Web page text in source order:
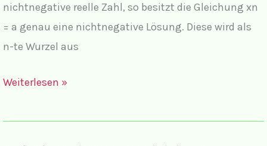
nichtnegative reelle Zahl, so besitzt die Gleichung xn
= a genau eine nichtnegative Lösung. Diese wird als
n-te Wurzel aus
Lösungen
einfachen
Weiterlesen »